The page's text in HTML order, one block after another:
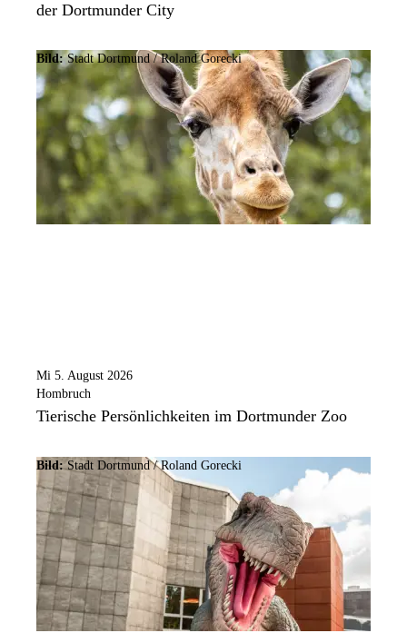
der Dortmunder City
Bild:Stadt Dortmund / Roland Gorecki
Mi 5. August 2026
Hombruch
Tierische Persönlichkeiten im Dortmunder Zoo
Bild:Stadt Dortmund / Roland Gorecki